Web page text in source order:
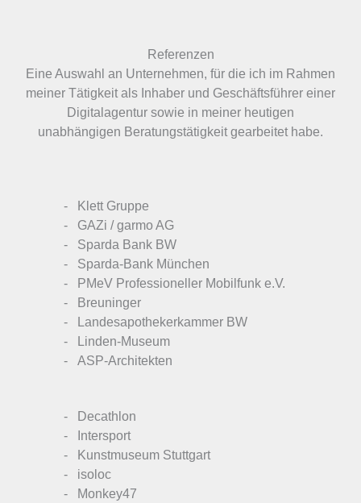
Referenzen​
Eine Auswahl an Unternehmen, für die ich im Rahmen
meiner Tätigkeit als Inhaber und Geschäftsführer einer
Digitalagentur sowie in meiner heutigen
unabhängigen Beratungstätigkeit gearbeitet habe.
Klett Gruppe
GAZi / garmo AG
Sparda Bank BW
Sparda-Bank München
PMeV Professioneller Mobilfunk e.V.
Breuninger
Landesapothekerkammer BW
Linden-Museum
ASP-Architekten
Decathlon
Intersport
Kunstmuseum Stuttgart
isoloc
Monkey47